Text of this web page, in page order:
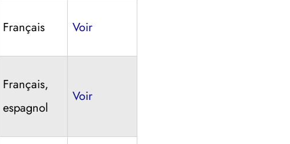
Français Voir
Français,
espagnol
Voir